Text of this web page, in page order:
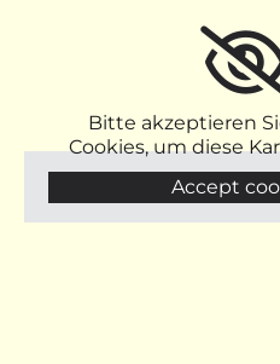
Bitte akzeptieren
Cookies, um diese
Accept